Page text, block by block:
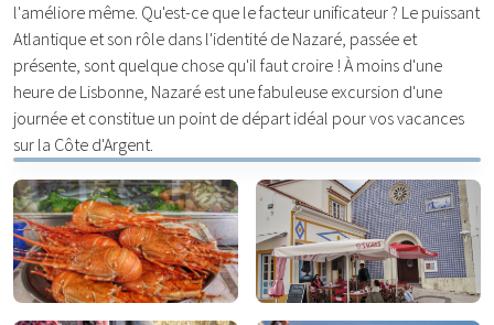
l'améliore même. Qu'est-ce que le facteur unificateur ? Le puissant
Atlantique et son rôle dans l'identité de Nazaré, passée et
présente, sont quelque chose qu'il faut croire ! À moins d'une
heure de Lisbonne, Nazaré est une fabuleuse excursion d'une
journée et constitue un point de départ idéal pour vos vacances
sur la Côte d'Argent.